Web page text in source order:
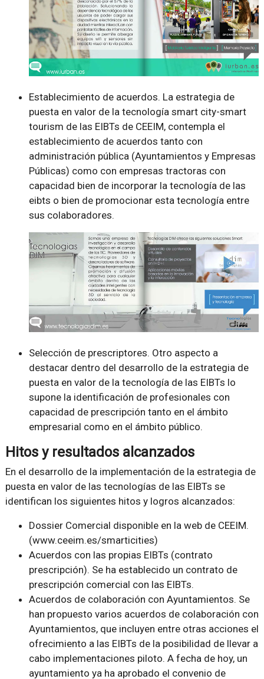
Establecimiento de acuerdos. La estrategia de
puesta en valor de la tecnología smart city-smart
tourism de las EIBTs de CEEIM, contempla el
establecimiento de acuerdos tanto con
administración pública (Ayuntamientos y Empresas
Públicas) como con empresas tractoras con
capacidad bien de incorporar la tecnología de las
eibts o bien de promocionar esta tecnología entre
sus colaboradores.
Selección de prescriptores. Otro aspecto a
destacar dentro del desarrollo de la estrategia de
puesta en valor de la tecnología de las EIBTs lo
supone la identificación de profesionales con
capacidad de prescripción tanto en el ámbito
empresarial como en el ámbito público.
Hitos y resultados alcanzados
En el desarrollo de la implementación de la estrategia de
puesta en valor de las tecnologías de las EIBTs se
identifican los siguientes hitos y logros alcanzados:
Dossier Comercial disponible en la web de CEEIM.
(www.ceeim.es/smarticities)
Acuerdos con las propias EIBTs (contrato
prescripción). Se ha establecido un contrato de
prescripción comercial con las EIBTs.
Acuerdos de colaboración con Ayuntamientos. Se
han propuesto varios acuerdos de colaboración con
Ayuntamientos, que incluyen entre otras acciones el
ofrecimiento a las EIBTs de la posibilidad de llevar a
cabo implementaciones piloto. A fecha de hoy, un
ayuntamiento ya ha aprobado el convenio de